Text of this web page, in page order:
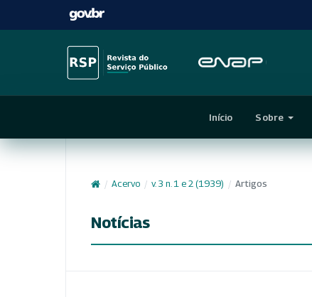
Início Sobre
/ Acervo / v. 3 n. 1 e 2 (1939) / Artigos
Notícias